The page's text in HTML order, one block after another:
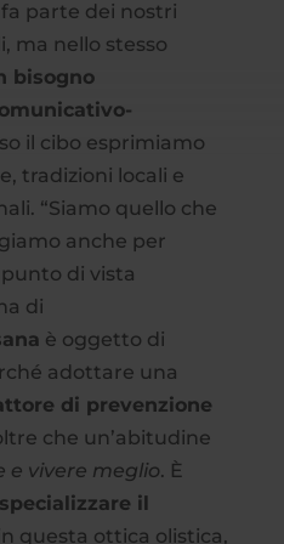
fa parte dei nostri
ma nello stesso
bisogno
il cibo esprimiamo
tradizioni locali e
“Siamo quello che
anche per
di vista
di
è oggetto di
adottare una
di prevenzione
che un’abitudine
e vivere meglio. È
specializzare il
questa ottica olistica,